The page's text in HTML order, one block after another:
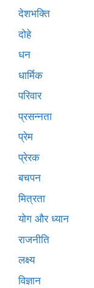
देशभक्ति
दोहे
धन
धार्मिक
परिवार
प्रसन्नता
प्रेम
प्रेरक
बचपन
मित्रता
योग और ध्यान
राजनीति
लक्ष्य
विज्ञान